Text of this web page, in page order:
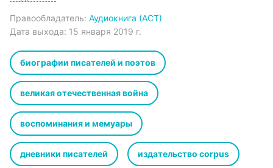
великой трагедией, разделившей семьи и столкнувшей в
одном месте самых разных творчески одаренных людей,
принципами. Четыре города и десятки, сотни имен,
навсегда вписанных в историю литературы. Цветаева,
Пастернак, Фадеев, Паустовский, Зощенко, Чуковский,
Арсений Тарковский, Алексей Толстой. Ташкент, Алма-Ата,
Чистополь, Елабуга. Здесь разворачивались трагедии,
бушевали страсти, шла постоянная война за выживание,
рушились и возрождались судьбы. Воспоминания
очевидцев, уникальные архивные документы, дневники,
письма и мемуары воссоздают подлинную картину этой
Правообладатель: Аудиокнига (АСТ)
Дата выхода: 15 января 2019 г.
биографии писателей и поэтов
великая отечественная война
воспоминания и мемуары
дневники писателей издательство corpus